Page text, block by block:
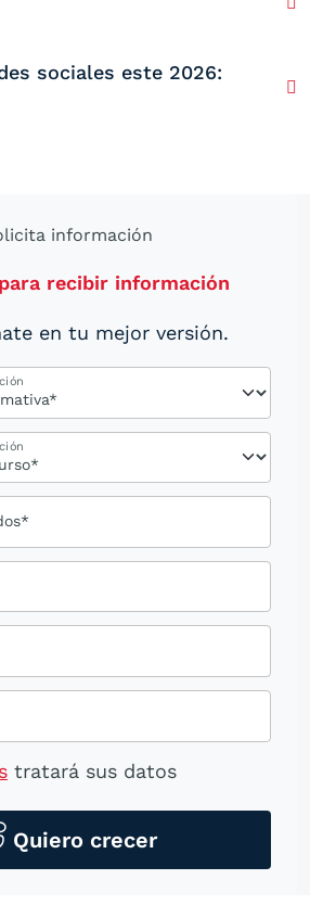
sociales este 2026:
información
recibir información
en tu mejor versión.
tratará sus datos
aplicaciones de
con el fin de
Quiero crecer